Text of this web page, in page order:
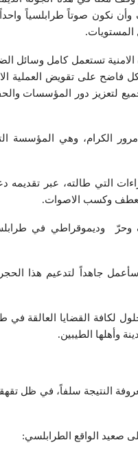
نكون صوتاً طرابلسياً
الامنية تستعمل كامل وسائل
على تقويض العملية
لتعزيز دور المؤسسات
الكرام، وهي المؤسسة
التي طالته، عبر تقديمه
العطف وكسب الاصوات.
وحرّ وديموقراطي في
جاهداً لتدعيم هذا
لكافة القضايا العالقة
وأهلها الطيبين.
النتيجة سلفاً، في ظل
صعيد الواقع الطرابلسي: